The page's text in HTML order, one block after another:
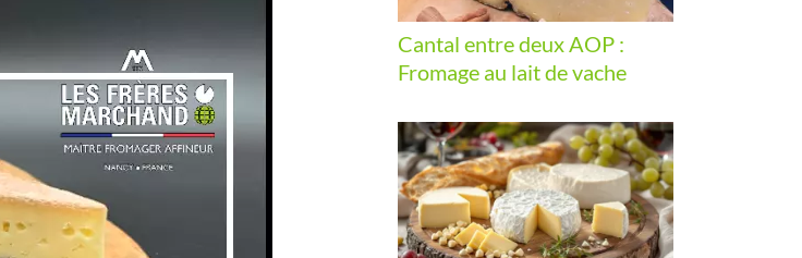
Cantal entre deux AOP :
Fromage au lait de vache